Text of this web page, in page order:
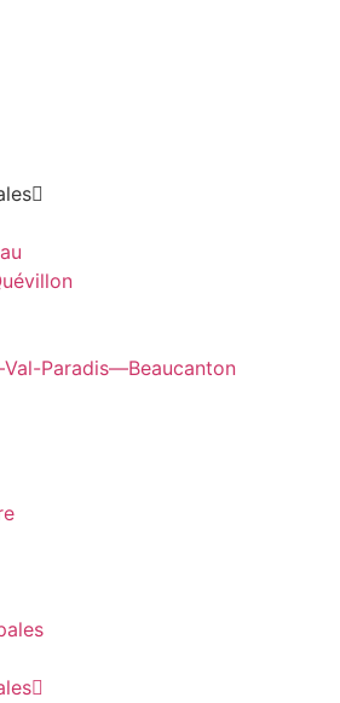
Paradis—Beaucanton